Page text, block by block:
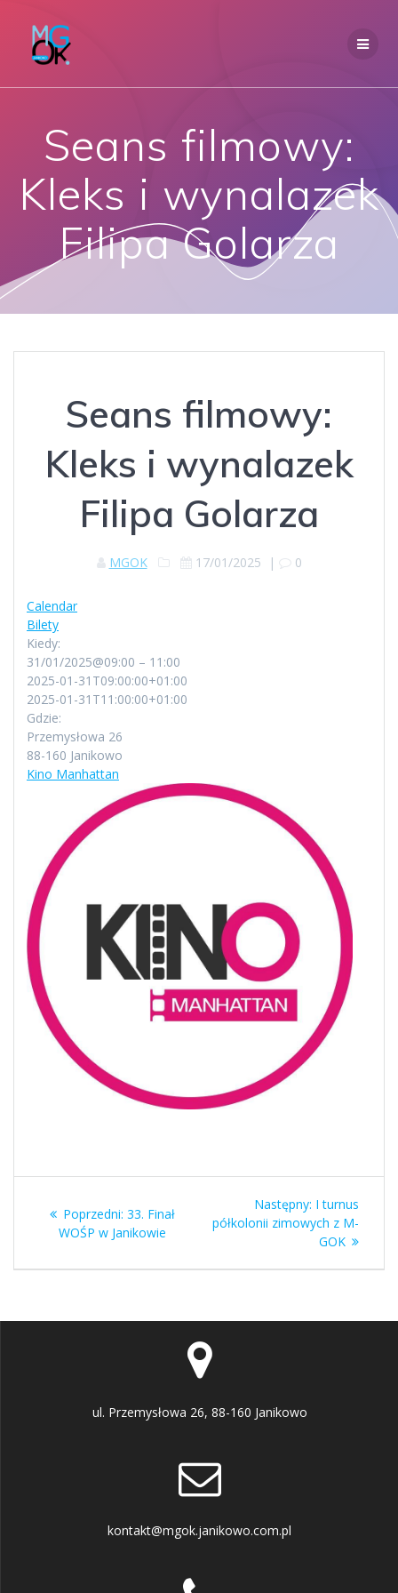
Seans filmowy:
Kleks i wynalazek
Filipa Golarza
Seans filmowy:
Kleks i wynalazek
Filipa Golarza
MGOK 17/01/2025 | 0
Calendar
Bilety
Kiedy:
31/01/2025@09:00 – 11:00
2025-01-31T09:00:00+01:00
2025-01-31T11:00:00+01:00
Gdzie:
Przemysłowa 26
88-160 Janikowo
Kino Manhattan
wpisu
Poprzedni: Poprzedni
wpis:
33. Finał
WOŚP w Janikowie
Następny: Następny
wpis:
I turnus
półkolonii zimowych z M-
GOK
ul. Przemysłowa 26, 88-160 Janikowo
kontakt@mgok.janikowo.com.pl